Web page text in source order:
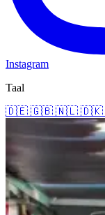
Instagram
Taal
🇩🇪 🇬🇧 🇳🇱 🇩🇰